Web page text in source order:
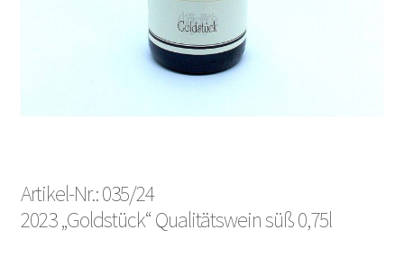
Artikel-Nr.: 035/24
2023 „Goldstück“ Qualitätswein süß 0,75l